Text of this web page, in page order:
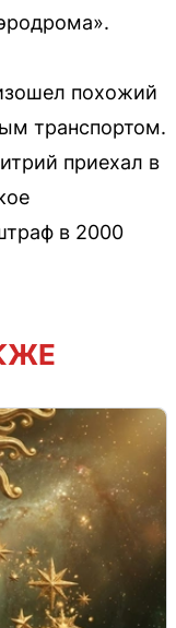
похожий
транспортом.
приехал в
в 2000